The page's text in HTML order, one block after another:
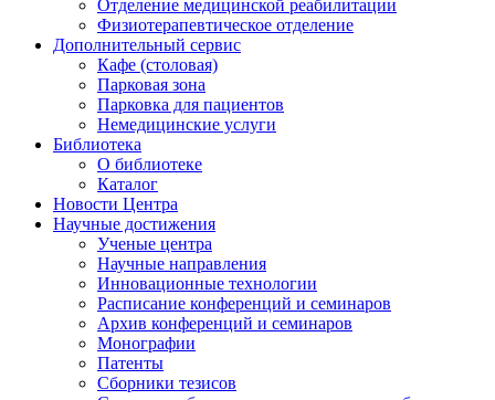
Отделение медицинской реабилитации
Физиотерапевтическое отделение
Дополнительный сервис
Кафе (столовая)
Парковая зона
Парковка для пациентов
Немедицинские услуги
Библиотека
О библиотеке
Каталог
Новости Центра
Научные достижения
Ученые центра
Научные направления
Инновационные технологии
Расписание конференций и семинаров
Архив конференций и семинаров
Монографии
Патенты
Сборники тезисов